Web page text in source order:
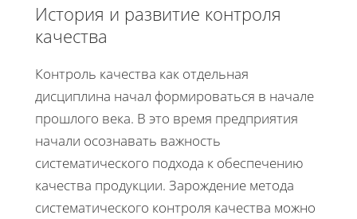
История и развитие контроля
качества
Контроль качества как отдельная
дисциплина начал формироваться в начале
прошлого века. В это время предприятия
начали осознавать важность
систематического подхода к обеспечению
качества продукции. Зарождение метода
систематического контроля качества можно